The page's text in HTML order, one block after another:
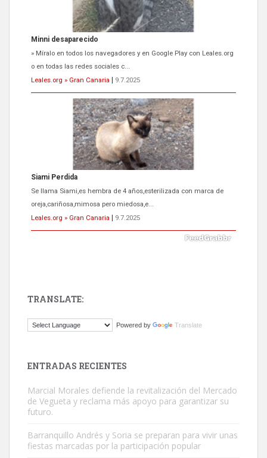
Minni desaparecido
» Míralo en todos los navegadores y en Google Play con Leales.org
o en todas las redes sociales c...
Leales.org » Gran Canaria
9.7.2025
Siami Perdida
Se llama Siami,es hembra de 4 años,esterilizada con marca de
oreja,cariñosa,mimosa pero miedosa,e...
Leales.org » Gran Canaria
9.7.2025
El ayuntamiento se va a llevar a Los Gatos callejeros de la zona los
Gato manso encontrado
TRANSLATE:
Powered by Translate
ENTRADAS RECIENTES
Marcial Morales defiende la revitalización del Mercado
de Vegueta y reclama más apoyo para garantizar su
futuro.
Barranquillo Andrés y Soria se preparan para vivir unas
fiestas marcadas por la participación popular